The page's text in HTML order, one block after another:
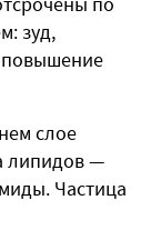
зуд,
повышение
слое
липидов —
Частица